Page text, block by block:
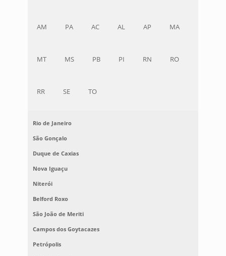
AM PA AC AL AP MA
MT MS PB PI RN RO
RR SE TO
Rio de Janeiro
São Gonçalo
Duque de Caxias
Nova Iguaçu
Niterói
Belford Roxo
São João de Meriti
Campos dos Goytacazes
Petrópolis